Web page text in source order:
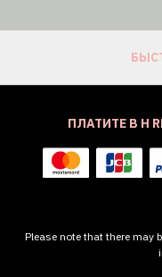
ПЛАТИТЕ В H
Please note that there may